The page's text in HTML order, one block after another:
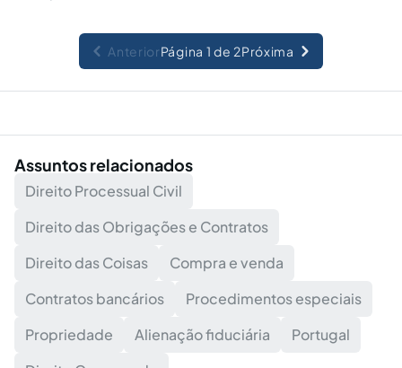
AnteriorPágina 1 de 2Próxima
Assuntos relacionados
Direito Processual Civil
Direito das Obrigações e Contratos
Direito das Coisas
Compra e venda
Contratos bancários
Procedimentos especiais
Propriedade
Alienação fiduciária
Portugal